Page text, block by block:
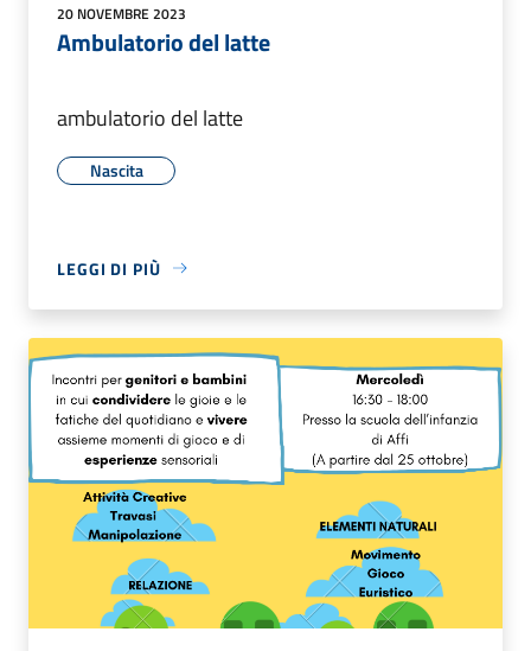
20 NOVEMBRE 2023
Ambulatorio del latte
ambulatorio del latte
Nascita
LEGGI DI PIÙ